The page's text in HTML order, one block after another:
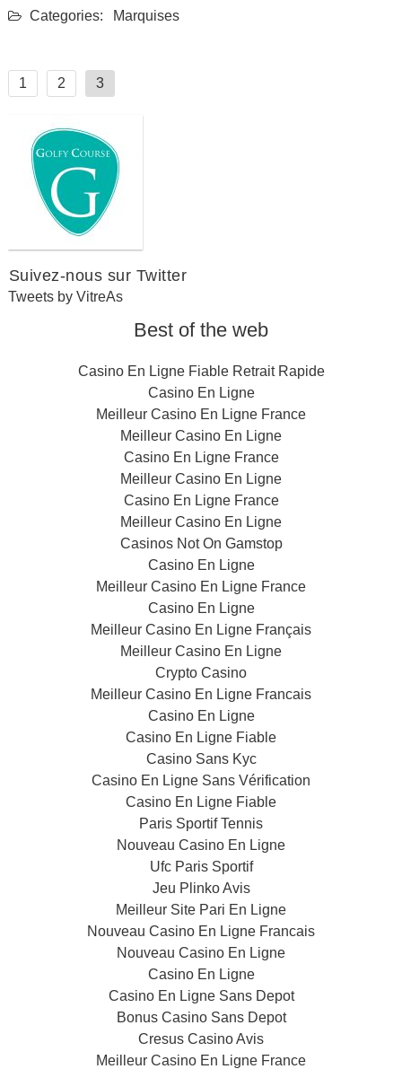
Categories: Marquises
Navigation
des
1 2 3
Suivez-nous sur Twitter
Tweets by VitreAs
Best of the web
Casino En Ligne Fiable Retrait Rapide
Casino En Ligne
Meilleur Casino En Ligne France
Meilleur Casino En Ligne
Casino En Ligne France
Meilleur Casino En Ligne
Casino En Ligne France
Meilleur Casino En Ligne
Casinos Not On Gamstop
Casino En Ligne
Meilleur Casino En Ligne France
Casino En Ligne
Meilleur Casino En Ligne Français
Meilleur Casino En Ligne
Crypto Casino
Meilleur Casino En Ligne Francais
Casino En Ligne
Casino En Ligne Fiable
Casino Sans Kyc
Casino En Ligne Sans Vérification
Casino En Ligne Fiable
Paris Sportif Tennis
Nouveau Casino En Ligne
Ufc Paris Sportif
Jeu Plinko Avis
Meilleur Site Pari En Ligne
Nouveau Casino En Ligne Francais
Nouveau Casino En Ligne
Casino En Ligne
Casino En Ligne Sans Depot
Bonus Casino Sans Depot
Cresus Casino Avis
Meilleur Casino En Ligne France